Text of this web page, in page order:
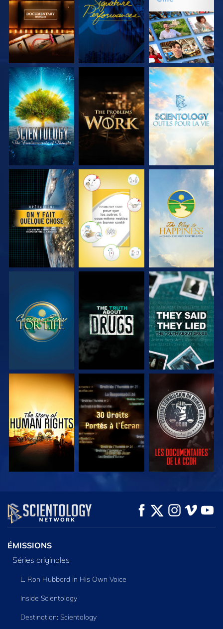
SÉRIES
DÉCOUVRIR LES
SÉRIES
DÉCOUVRIR LES
SÉRIES
DÉCOUVRIR LES
SÉRIES
REGARDER REGARDER REGARDER
REGARDER REGARDER REGARDER
REGARDER REGARDER REGARDER
REGARDER REGARDER
DÉCOUVRIR LES
SÉRIES
ÉMISSIONS
Séries originales
L. Ron Hubbard in His Own Voice
Inside Scientology
Destination: Scientology